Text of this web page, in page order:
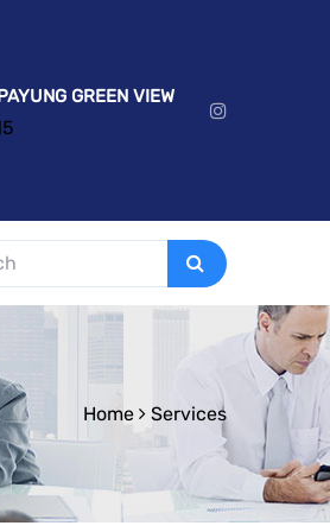
GREEN VIEW
Home Services